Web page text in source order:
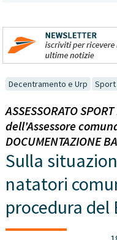
Decentramento e Urp Sport
ASSESSORATO
dell'Assessore
DOCUMENTAZIONE
Sulla
natatori
procedura del